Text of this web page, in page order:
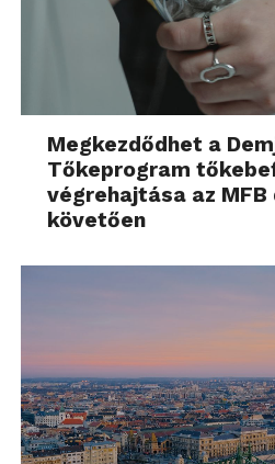
Megkezdődhet a
Tőkeprogram
végrehajtása az
követően